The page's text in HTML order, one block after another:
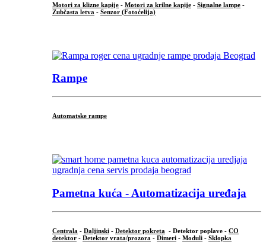
Motori za klizne kapije - Motori za krilne kapije - Signalne lampe -
Zubčasta letva - Senzor (Fotoćelija)
Rampe
Automatske rampe
Pametna kuća - Automatizacija uređaja
Centrala - Daljinski - Detektor pokreta - Detektor poplave - CO
detektor - Detektor vrata/prozora - Dimeri - Moduli - Sklopka